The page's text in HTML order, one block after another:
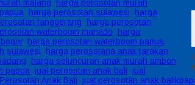
malang, harga perosotan murah
, harga perosotan sulawesi, harga
tanggerang, harga perosotan
waterboom manado, harga
, harga perosotan waterboom papua,
sulawesi, harga perosotana anak tarakan,
, harga seluncuran anak murah ambon,
papua, jual peroostan anak bali, jual
Anak Bali, jual perosotan anak